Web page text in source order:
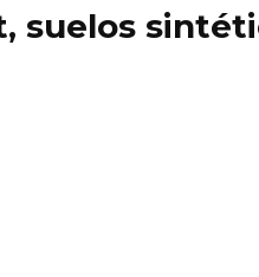
suelos